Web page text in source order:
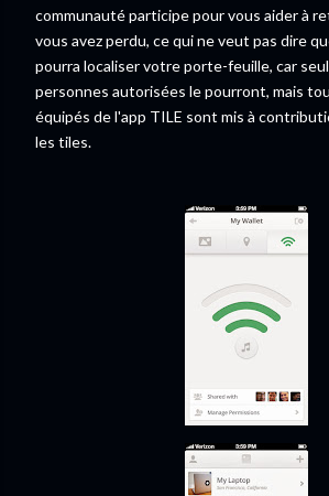
communauté participe pour vous aider à
vous avez perdu, ce qui ne veut pas dire
pourra localiser votre porte-feuille, car
personnes autorisées le pourront, mais
équipés de l'app TILE sont mis à
les tiles.